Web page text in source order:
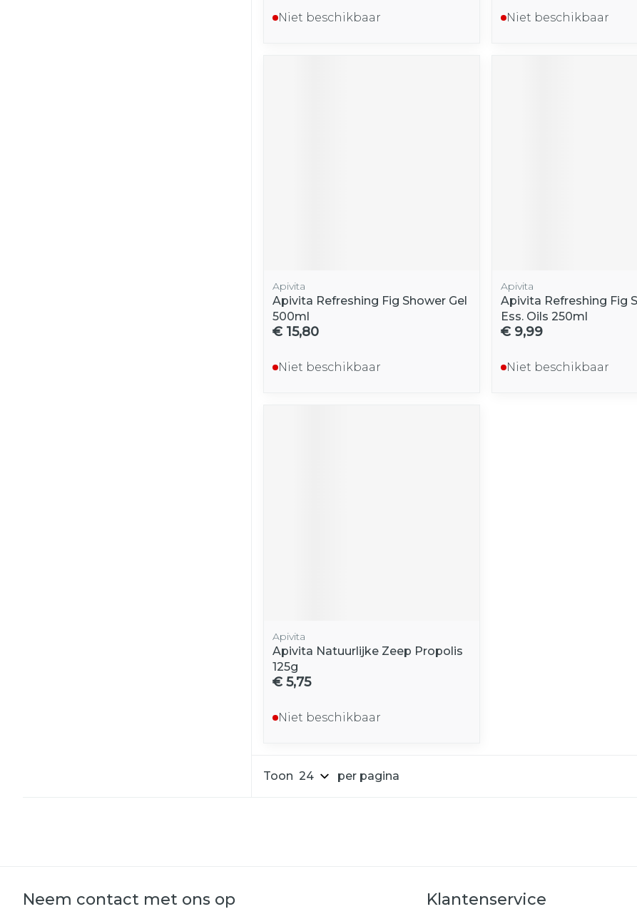
Niet beschikbaar Niet beschikbaar
Apivita
Apivita Refreshing Fig Shower Gel
500ml
€ 15,80
Niet beschikbaar
Apivita
Apivita Refreshing Fig
Ess. Oils 250ml
€ 9,99
Niet beschikbaar
Apivita
Apivita Natuurlijke Zeep Propolis
125g
€ 5,75
Niet beschikbaar
Toon per pagina
Neem contact met ons op Klantenservice